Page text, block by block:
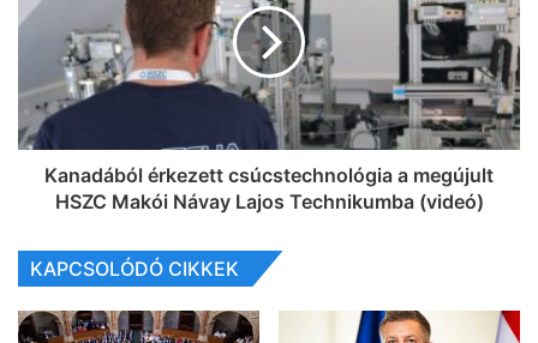
Kanadából érkezett csúcstechnológia a megújult
HSZC Makói Návay Lajos Technikumba (videó)
KAPCSOLÓDÓ CIKKEK